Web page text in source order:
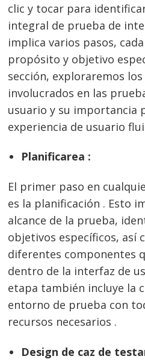
clic y tocar para
integral de prueba de
implica varios pasos,
propósito y objetivo
sección, exploraremos
involucrados en las
usuario y su importancia
experiencia de usuario
Planificarea :
El primer paso en
es la planificación . Esto
alcance de la prueba,
objetivos específicos, así
diferentes componentes
dentro de la interfaz de
etapa también incluye la
entorno de prueba con
recursos necesarios .
Design de caz de